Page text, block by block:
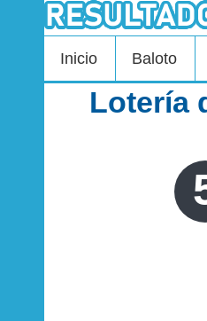
Inicio Baloto
Lotería